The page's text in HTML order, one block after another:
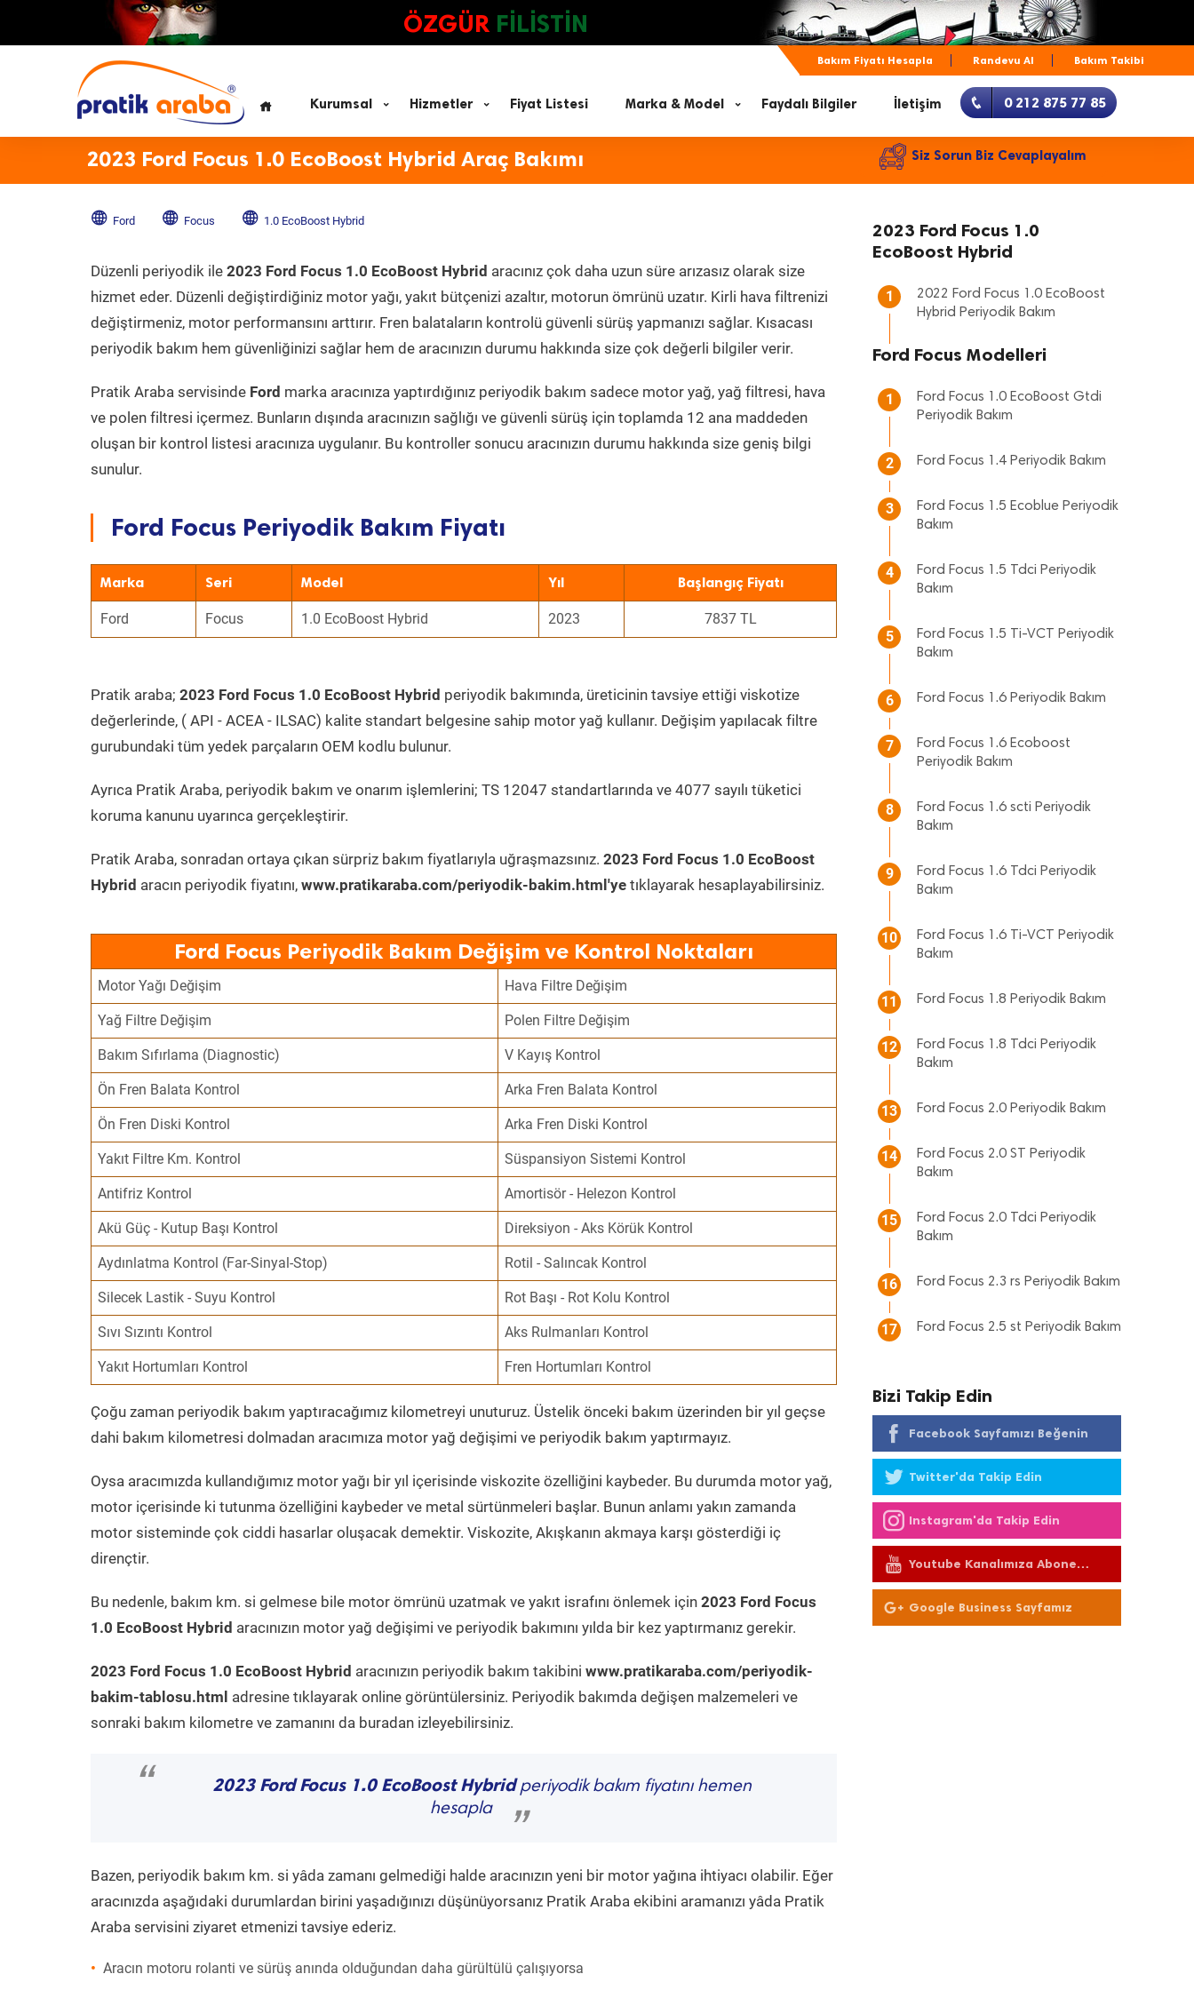
ÖZGÜR FİLİSTİN
Bakım Fiyatı Hesapla Randevu Al Bakım Takibi
Kurumsal Hizmetler Fiyat Listesi Marka & Model Faydalı Bilgiler İletişim 0 212 875 77 85
2023 Ford Focus 1.0 EcoBoost Hybrid Araç Bakımı Siz Sorun Biz Cevaplayalım
Ford Focus 1.0 EcoBoost Hybrid
Düzenli periyodik ile 2023 Ford Focus 1.0 EcoBoost Hybrid aracınız çok daha uzun süre arızasız olarak size
hizmet eder. Düzenli değiştirdiğiniz motor yağı, yakıt bütçenizi azaltır, motorun ömrünü uzatır. Kirli hava filtrenizi
değiştirmeniz, motor performansını arttırır. Fren balataların kontrolü güvenli sürüş yapmanızı sağlar. Kısacası
periyodik bakım hem güvenliğinizi sağlar hem de aracınızın durumu hakkında size çok değerli bilgiler verir.
Pratik Araba servisinde Ford marka aracınıza yaptırdığınız periyodik bakım sadece motor yağ, yağ filtresi, hava
ve polen filtresi içermez. Bunların dışında aracınızın sağlığı ve güvenli sürüş için toplamda 12 ana maddeden
oluşan bir kontrol listesi aracınıza uygulanır. Bu kontroller sonucu aracınızın durumu hakkında size geniş bilgi
sunulur.
Ford Focus Periyodik Bakım Fiyatı
Marka Seri Model Yıl Başlangıç Fiyatı
Ford Focus 1.0 EcoBoost Hybrid 2023 7837 TL
Pratik araba; 2023 Ford Focus 1.0 EcoBoost Hybrid periyodik bakımında, üreticinin tavsiye ettiği viskotize
değerlerinde, ( API - ACEA - ILSAC) kalite standart belgesine sahip motor yağ kullanır. Değişim yapılacak filtre
gurubundaki tüm yedek parçaların OEM kodlu bulunur.
Ayrıca Pratik Araba, periyodik bakım ve onarım işlemlerini; TS 12047 standartlarında ve 4077 sayılı tüketici
koruma kanunu uyarınca gerçekleştirir.
Pratik Araba, sonradan ortaya çıkan sürpriz bakım fiyatlarıyla uğraşmazsınız. 2023 Ford Focus 1.0 EcoBoost
Hybrid aracın periyodik fiyatını, www.pratikaraba.com/periyodik-bakim.html'ye tıklayarak hesaplayabilirsiniz.
Ford Focus Periyodik Bakım Değişim ve Kontrol Noktaları
Motor Yağı Değişim Hava Filtre Değişim
Yağ Filtre Değişim Polen Filtre Değişim
Bakım Sıfırlama (Diagnostic) V Kayış Kontrol
Ön Fren Balata Kontrol Arka Fren Balata Kontrol
Ön Fren Diski Kontrol Arka Fren Diski Kontrol
Yakıt Filtre Km. Kontrol Süspansiyon Sistemi Kontrol
Antifriz Kontrol Amortisör - Helezon Kontrol
Akü Güç - Kutup Başı Kontrol Direksiyon - Aks Körük Kontrol
Aydınlatma Kontrol (Far-Sinyal-Stop) Rotil - Salıncak Kontrol
Silecek Lastik - Suyu Kontrol Rot Başı - Rot Kolu Kontrol
Sıvı Sızıntı Kontrol Aks Rulmanları Kontrol
Yakıt Hortumları Kontrol Fren Hortumları Kontrol
Çoğu zaman periyodik bakım yaptıracağımız kilometreyi unuturuz. Üstelik önceki bakım üzerinden bir yıl geçse
dahi bakım kilometresi dolmadan aracımıza motor yağ değişimi ve periyodik bakım yaptırmayız.
Oysa aracımızda kullandığımız motor yağı bir yıl içerisinde viskozite özelliğini kaybeder. Bu durumda motor yağ,
motor içerisinde ki tutunma özelliğini kaybeder ve metal sürtünmeleri başlar. Bunun anlamı yakın zamanda
motor sisteminde çok ciddi hasarlar oluşacak demektir. Viskozite, Akışkanın akmaya karşı gösterdiği iç
dirençtir.
Bu nedenle, bakım km. si gelmese bile motor ömrünü uzatmak ve yakıt israfını önlemek için 2023 Ford Focus
1.0 EcoBoost Hybrid aracınızın motor yağ değişimi ve periyodik bakımını yılda bir kez yaptırmanız gerekir.
2023 Ford Focus 1.0 EcoBoost Hybrid aracınızın periyodik bakım takibini www.pratikaraba.com/periyodik-
bakim-tablosu.html adresine tıklayarak online görüntülersiniz. Periyodik bakımda değişen malzemeleri ve
sonraki bakım kilometre ve zamanını da buradan izleyebilirsiniz.
“ 2023 Ford Focus 1.0 EcoBoost Hybridperiyodik bakım fiyatını hemen
hesapla
”
Bazen, periyodik bakım km. si yâda zamanı gelmediği halde aracınızın yeni bir motor yağına ihtiyacı olabilir. Eğer
aracınızda aşağıdaki durumlardan birini yaşadığınızı düşünüyorsanız Pratik Araba ekibini aramanızı yâda Pratik
Araba servisini ziyaret etmenizi tavsiye ederiz.
Aracın motoru rolanti ve sürüş anında olduğundan daha gürültülü çalışıyorsa
2023 Ford Focus 1.0
EcoBoost Hybrid
1
2022 Ford Focus 1.0 EcoBoost
Hybrid Periyodik Bakım
Ford Focus Modelleri
1
Ford Focus 1.0 EcoBoost Gtdi
Periyodik Bakım
2 Ford Focus 1.4 Periyodik Bakım
3
Ford Focus 1.5 Ecoblue Periyodik
Bakım
4
Ford Focus 1.5 Tdci Periyodik
Bakım
5
Ford Focus 1.5 Ti-VCT Periyodik
Bakım
6 Ford Focus 1.6 Periyodik Bakım
7
Ford Focus 1.6 Ecoboost
Periyodik Bakım
8
Ford Focus 1.6 scti Periyodik
Bakım
9
Ford Focus 1.6 Tdci Periyodik
Bakım
10
Ford Focus 1.6 Ti-VCT Periyodik
Bakım
11 Ford Focus 1.8 Periyodik Bakım
12
Ford Focus 1.8 Tdci Periyodik
Bakım
13 Ford Focus 2.0 Periyodik Bakım
14
Ford Focus 2.0 ST Periyodik
Bakım
15
Ford Focus 2.0 Tdci Periyodik
Bakım
16 Ford Focus 2.3 rs Periyodik Bakım
17 Ford Focus 2.5 st Periyodik Bakım
Bizi Takip Edin
Facebook Sayfamızı Beğenin
Twitter'da Takip Edin
Instagram'da Takip Edin
Youtube Kanalımıza Abone
Olun
Google Business Sayfamız